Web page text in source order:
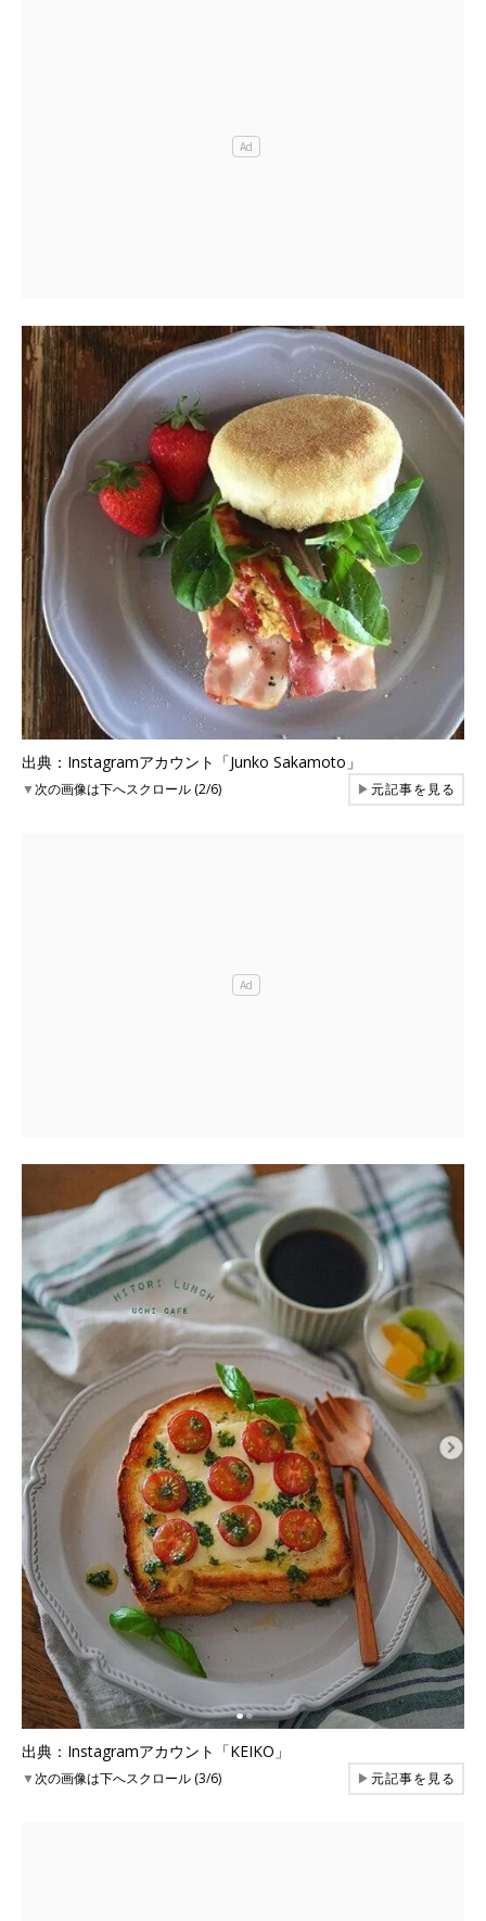
出典：Instagramアカウント「Junko Sakamoto」
▼次の画像は下へスクロール (2/6) ▶元記事を見る
出典：Instagramアカウント「KEIKO」
▼次の画像は下へスクロール (3/6) ▶元記事を見る